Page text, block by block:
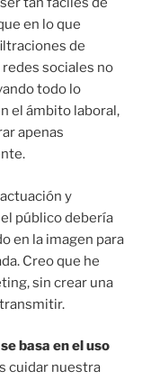
en lo que
de
sociales no
todo lo
el ámbito laboral,
apenas
actuación y
público debería
en la imagen para
Creo que he
sin crear una
basa en el uso
cuidar nuestra